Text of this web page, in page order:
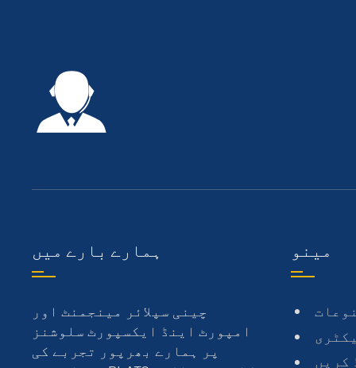
ہمارے بارے میں
چینی سپلائر مینجمنٹ اور
امپورٹ اینڈ ایکسپورٹ سلوشنز
پر ہمارے بھرپور تجربے کی
مینو
کریں